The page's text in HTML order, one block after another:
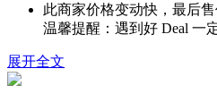
此商家价格变动快，最后
温馨提醒：遇到好 Deal 一
展开全文